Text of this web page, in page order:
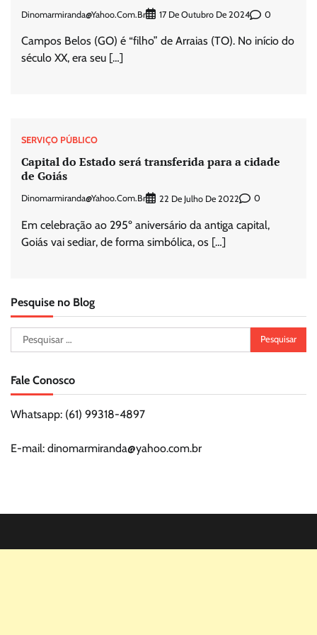
Dinomarmiranda@yahoo.com.br 17 De Outubro De 2024 0
Campos Belos (GO) é “filho” de Arraias (TO). No início do
século XX, era seu […]
SERVIÇO PÚBLICO
Capital do Estado será transferida para a cidade
de Goiás
Dinomarmiranda@yahoo.com.br 22 De Julho De 2022 0
Em celebração ao 295º aniversário da antiga capital,
Goiás vai sediar, de forma simbólica, os […]
Pesquise no Blog
Pesquisar
por:
Fale Conosco
Whatsapp: (61) 99318-4897
E-mail: dinomarmiranda@yahoo.com.br